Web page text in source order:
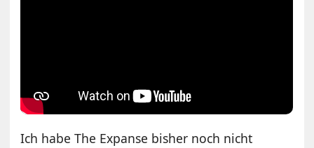
Ich habe The Expanse bisher noch nicht